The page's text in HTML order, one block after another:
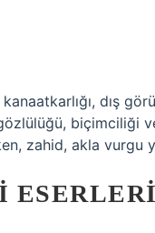
dış
biçimciliği
zahid, akla vurgu